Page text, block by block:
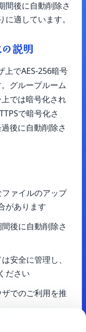
間後に自動削除さ
適しています。
説明
上でAES-256暗号
グループルーム
では暗号化され
で暗号化さ
後に自動削除さ
ファイルのアップ
があります
後に自動削除さ
安全に管理し、
ださい
でのご利用を推